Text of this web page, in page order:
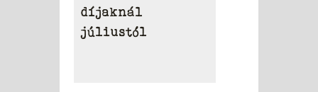
díjaknál
júliustól